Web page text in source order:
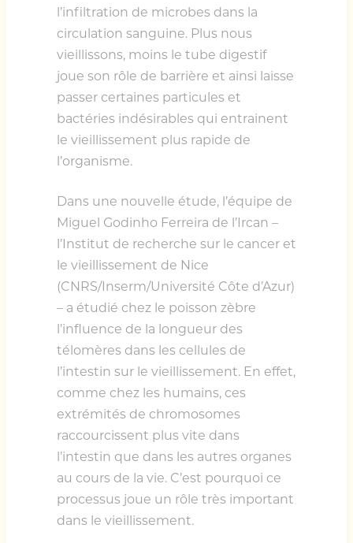
l’infiltration de microbes dans la
circulation sanguine. Plus nous
vieillissons, moins le tube digestif
joue son rôle de barrière et ainsi laisse
passer certaines particules et
bactéries indésirables qui entrainent
le vieillissement plus rapide de
l’organisme.
Dans une nouvelle étude, l’équipe de
Miguel Godinho Ferreira de l’Ircan –
l’Institut de recherche sur le cancer et
le vieillissement de Nice
(CNRS/Inserm/Université Côte d’Azur)
– a étudié chez le poisson zèbre
l’influence de la longueur des
télomères dans les cellules de
l’intestin sur le vieillissement. En effet,
comme chez les humains, ces
extrémités de chromosomes
raccourcissent plus vite dans
l’intestin que dans les autres organes
au cours de la vie. C’est pourquoi ce
processus joue un rôle très important
dans le vieillissement.